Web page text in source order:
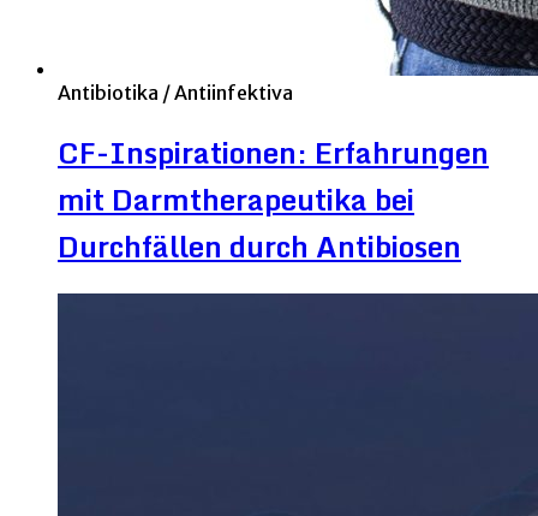
Antibiotika / Antiinfektiva
CF-Inspirationen: Erfahrungen
mit Darmtherapeutika bei
Durchfällen durch Antibiosen